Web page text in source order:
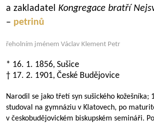
a zakladatel Kongregace bratří
– petrinů
řeholním jménem Václav Klement Petr
* 16. 1. 1856, Sušice
† 17. 2. 1901, České Budějovice
Narodil se jako třetí syn sušického kožešníka;
studoval na gymnáziu v Klatovech, po
v českobudějovickém biskupském semináři.